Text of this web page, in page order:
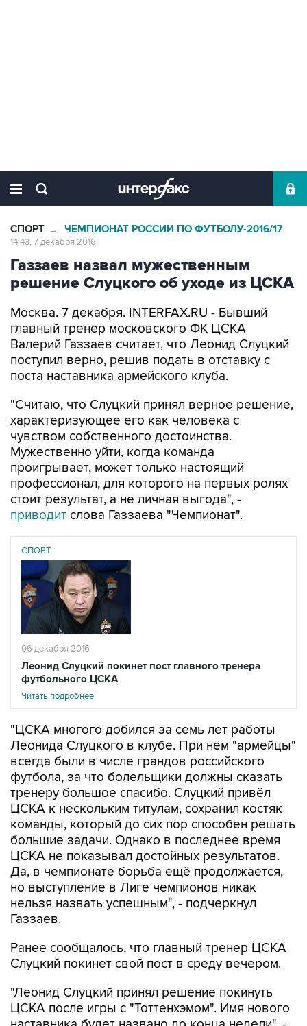
СПОРТ → ЧЕМПИОНАТ РОССИИ ПО ФУТБОЛУ-2016/17
14:43, 7 декабря 2016
Газзаев назвал мужественным
решение Слуцкого об уходе из ЦСКА
Москва. 7 декабря. INTERFAX.RU - Бывший
главный тренер московского ФК ЦСКА
Валерий Газзаев считает, что Леонид Слуцкий
поступил верно, решив подать в отставку с
поста наставника армейского клуба.
"Считаю, что Слуцкий принял верное решение,
характеризующее его как человека с
чувством собственного достоинства.
Мужественно уйти, когда команда
проигрывает, может только настоящий
профессионал, для которого на первых ролях
стоит результат, а не личная выгода", -
приводит слова Газзаева "Чемпионат".
СПОРТ
06 декабря 2016
Леонид Слуцкий покинет пост главного тренера
футбольного ЦСКА
Читать подробнее
"ЦСКА многого добился за семь лет работы
Леонида Слуцкого в клубе. При нём "армейцы"
всегда были в числе грандов российского
футбола, за что болельщики должны сказать
тренеру большое спасибо. Слуцкий привёл
ЦСКА к нескольким титулам, сохранил костяк
команды, который до сих пор способен решать
большие задачи. Однако в последнее время
ЦСКА не показывал достойных результатов.
Да, в чемпионате борьба ещё продолжается,
но выступление в Лиге чемпионов никак
нельзя назвать успешным", - подчеркнул
Газзаев.
Ранее сообщалось, что главный тренер ЦСКА
Слуцкий покинет свой пост в среду вечером.
"Леонид Слуцкий принял решение покинуть
ЦСКА после игры с "Тоттенхэмом". Имя нового